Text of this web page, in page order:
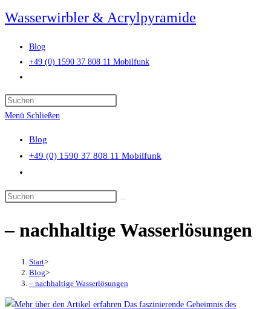
Zum
Inhalt
springen
Wasserwirbler & Acrylpyramide
Blog
+49 (0) 1590 37 808 11 Mobilfunk
umschalten
the
panel.
Menü Schließen
Blog
+49 (0) 1590 37 808 11 Mobilfunk
umschalten
Diese
durchsuchen
– nachhaltige Wasserlösungen
Start>
Blog>
– nachhaltige Wasserlösungen